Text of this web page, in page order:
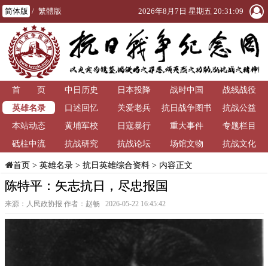
简体版 / 繁體版 2026年8月7日 星期五 20:31:10
首 页 中日历史 日本投降 战时中国
战线战役
英雄名录
口述回忆 关爱老兵
抗日战争图书
馆
抗战公益
本站动态
黄埔军校 日寇暴行 重大事件
专题栏目
砥柱中流
抗战研究 抗战论坛 场馆文物 抗战文化
首页> 英雄名录> 抗日英雄综合资料> 内容正文
陈特平：矢志抗日，尽忠报国
来源：人民政协报 作者：赵畅 2026-05-22 16:45:42